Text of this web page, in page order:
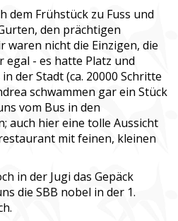
dem Frühstück zu Fuss und
den prächtigen
waren nicht die Einzigen, die
- es hatte Platz und
der Stadt (ca. 20000 Schritte
schwammen gar ein Stück
vom Bus in den
auch hier eine tolle Aussicht
mit feinen, kleinen
in der Jugi das Gepäck
die SBB nobel in der 1.